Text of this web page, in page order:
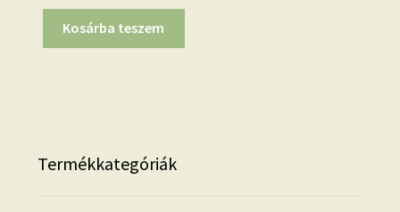
Kosárba teszem
Termékkategóriák